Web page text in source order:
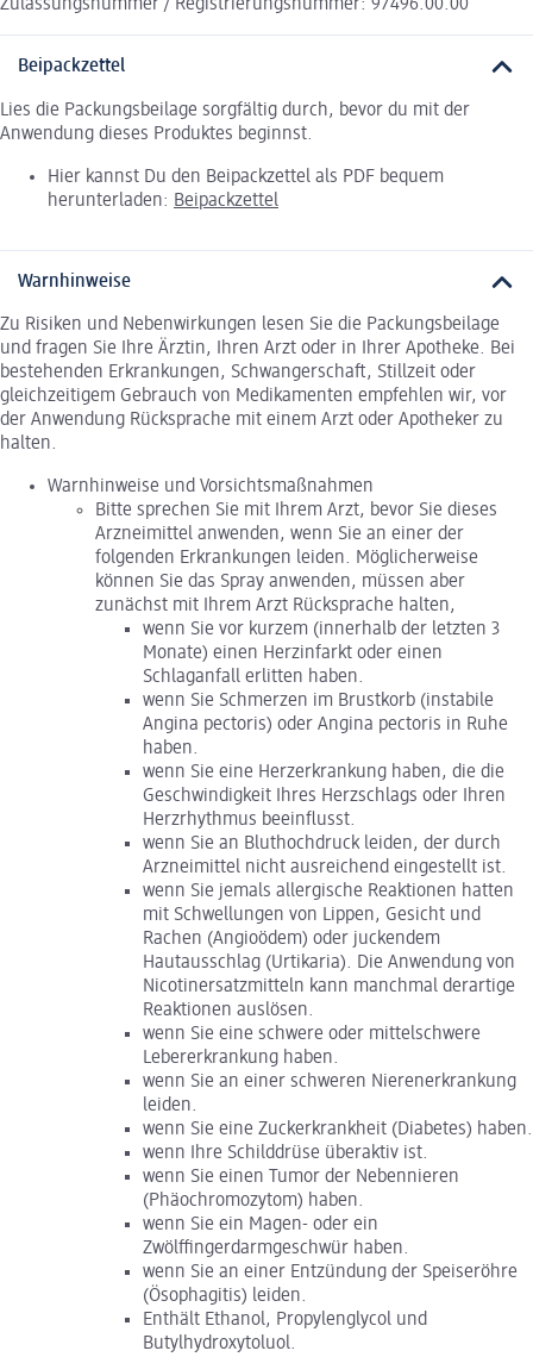
Zulassungsnummer / Registrierungsnummer: 97496.00.00
Beipackzettel
Lies die Packungsbeilage sorgfältig durch, bevor du mit der
Anwendung dieses Produktes beginnst.
Hier kannst Du den Beipackzettel als PDF bequem
herunterladen: Beipackzettel
Warnhinweise
Zu Risiken und Nebenwirkungen lesen Sie die Packungsbeilage
und fragen Sie Ihre Ärztin, Ihren Arzt oder in Ihrer Apotheke. Bei
bestehenden Erkrankungen, Schwangerschaft, Stillzeit oder
gleichzeitigem Gebrauch von Medikamenten empfehlen wir, vor
der Anwendung Rücksprache mit einem Arzt oder Apotheker zu
halten.
Warnhinweise und Vorsichtsmaßnahmen
Bitte sprechen Sie mit Ihrem Arzt, bevor Sie dieses
Arzneimittel anwenden, wenn Sie an einer der
folgenden Erkrankungen leiden. Möglicherweise
können Sie das Spray anwenden, müssen aber
zunächst mit Ihrem Arzt Rücksprache halten,
wenn Sie vor kurzem (innerhalb der letzten 3
Monate) einen Herzinfarkt oder einen
Schlaganfall erlitten haben.
wenn Sie Schmerzen im Brustkorb (instabile
Angina pectoris) oder Angina pectoris in Ruhe
haben.
wenn Sie eine Herzerkrankung haben, die die
Geschwindigkeit Ihres Herzschlags oder Ihren
Herzrhythmus beeinflusst.
wenn Sie an Bluthochdruck leiden, der durch
Arzneimittel nicht ausreichend eingestellt ist.
wenn Sie jemals allergische Reaktionen hatten
mit Schwellungen von Lippen, Gesicht und
Rachen (Angioödem) oder juckendem
Hautausschlag (Urtikaria). Die Anwendung von
Nicotinersatzmitteln kann manchmal derartige
Reaktionen auslösen.
wenn Sie eine schwere oder mittelschwere
Lebererkrankung haben.
wenn Sie an einer schweren Nierenerkrankung
leiden.
wenn Sie eine Zuckerkrankheit (Diabetes) haben.
wenn Ihre Schilddrüse überaktiv ist.
wenn Sie einen Tumor der Nebennieren
(Phäochromozytom) haben.
wenn Sie ein Magen- oder ein
Zwölffingerdarmgeschwür haben.
wenn Sie an einer Entzündung der Speiseröhre
(Ösophagitis) leiden.
Enthält Ethanol, Propylenglycol und
Butylhydroxytoluol.